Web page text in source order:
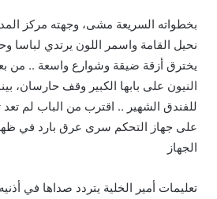
بخطواته السريعة مشى، وجهته مركز
نحيل القامة واسمر اللون يرتدي لباسا
يخترق أزقة ضيقة وشوارع واسعة .. من
النيون على بابها الكبير وقف حارسان،
للفندق الشهير .. اقترب من الباب لم
على جهاز التحكم سرى عرق بارد في
الجهاز
تعليمات أمير الخلية يتردد صداها في